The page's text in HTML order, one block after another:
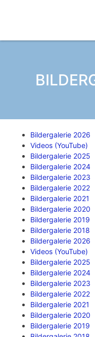
Bildergalerie 2026
Videos (YouTube)
Bildergalerie 2025
Bildergalerie 2024
Bildergalerie 2023
Bildergalerie 2022
Bildergalerie 2021
Bildergalerie 2020
Bildergalerie 2019
Bildergalerie 2018
Bildergalerie 2026
Videos (YouTube)
Bildergalerie 2025
Bildergalerie 2024
Bildergalerie 2023
Bildergalerie 2022
Bildergalerie 2021
Bildergalerie 2020
Bildergalerie 2019